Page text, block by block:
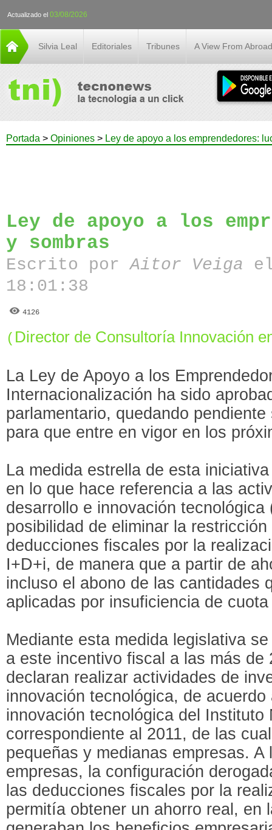
Actualizado el 03/08/2026
Silvia Leal Editoriales Tribunes A View From Abroad
Portada > Opiniones > Ley de apoyo a los emprendedores:
Ley de apoyo a los
y sombras
Escrito porAitor Veiga
18:01:38
4126
( Director de Consultoría Innovación
La Ley de Apoyo a los
Internacionalización ha sido
parlamentario, quedando
para que entre en vigor en los
La medida estrella de esta
en lo que hace referencia a las
desarrollo e innovación
posibilidad de eliminar la
deducciones fiscales por la
I+D+i, de manera que a partir de
incluso el abono de las cantidades
aplicadas por insuficiencia de
Mediante esta medida legislativa
a este incentivo fiscal a las más de
declaran realizar actividades de
innovación tecnológica, de
innovación tecnológica del
correspondiente al 2011, de las
pequeñas y medianas empresas.
empresas, la configuración
las deducciones fiscales por la
permitía obtener un ahorro real, en